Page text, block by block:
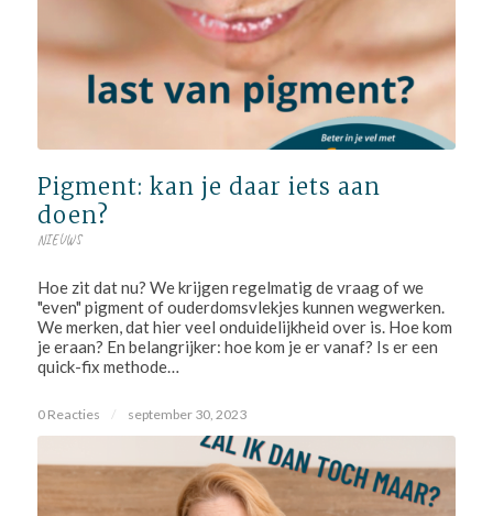
Pigment: kan je daar iets aan
doen?
NIEUWS
Hoe zit dat nu? We krijgen regelmatig de vraag of we
"even" pigment of ouderdomsvlekjes kunnen wegwerken.
We merken, dat hier veel onduidelijkheid over is. Hoe kom
je eraan? En belangrijker: hoe kom je er vanaf? Is er een
quick-fix methode…
0 Reacties / september 30, 2023